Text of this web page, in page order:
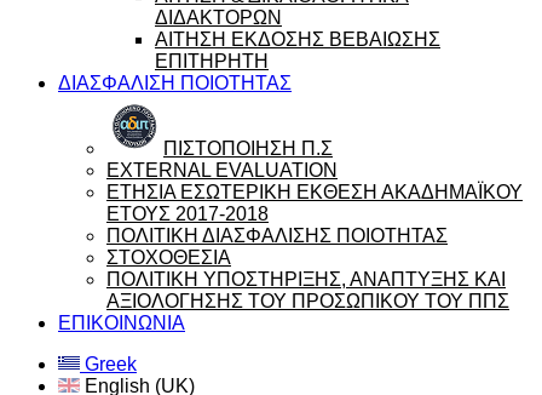
ΔΙΔΑΚΤΟΡΩΝ
ΑΙΤΗΣΗ ΕΚΔΟΣΗΣ ΒΕΒΑΙΩΣΗΣ
ΕΠΙΤΗΡΗΤΗ
ΔΙΑΣΦΑΛΙΣΗ ΠΟΙΟΤΗΤΑΣ
ΠΙΣΤΟΠΟΙΗΣΗ Π.Σ
EXTERNAL EVALUATION
ΕΤΗΣΙΑ ΕΣΩΤΕΡΙΚΗ ΕΚΘΕΣΗ ΑΚΑΔΗΜΑΪΚΟΥ
ΕΤΟΥΣ 2017-2018
ΠΟΛΙΤΙΚΗ ΔΙΑΣΦΑΛΙΣΗΣ ΠΟΙΟΤΗΤΑΣ
ΣΤΟΧΟΘΕΣΙΑ
ΠΟΛΙΤΙΚΗ ΥΠΟΣΤΗΡΙΞΗΣ, ΑΝΑΠΤΥΞΗΣ ΚΑΙ
ΑΞΙΟΛΟΓΗΣΗΣ ΤΟΥ ΠΡΟΣΩΠΙΚΟΥ ΤΟΥ ΠΠΣ
ΕΠΙΚΟΙΝΩΝΙΑ
Greek
English (UK)